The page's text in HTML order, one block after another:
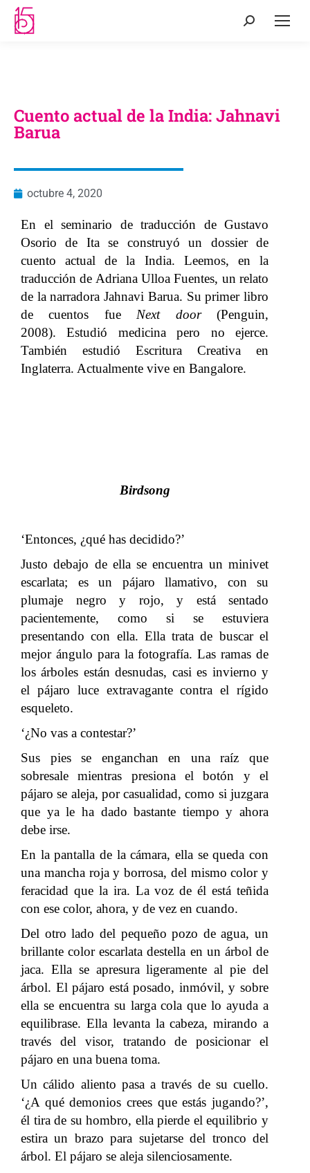
Cuento actual de la India: Jahnavi
Barua
octubre 4, 2020
En el seminario de traducción de Gustavo
Osorio de Ita se construyó un dossier de
cuento actual de la India. Leemos, en la
traducción de Adriana Ulloa Fuentes, un relato
de la narradora Jahnavi Barua. Su primer libro
de cuentos fue Next door(Penguin,
2008). Estudió medicina pero no ejerce.
También estudió Escritura Creativa en
Inglaterra. Actualmente vive en Bangalore.
Birdsong
‘Entonces, ¿qué has decidido?’
Justo debajo de ella se encuentra un minivet
escarlata; es un pájaro llamativo, con su
plumaje negro y rojo, y está sentado
pacientemente, como si se estuviera
presentando con ella. Ella trata de buscar el
mejor ángulo para la fotografía. Las ramas de
los árboles están desnudas, casi es invierno y
el pájaro luce extravagante contra el rígido
esqueleto.
‘¿No vas a contestar?’
Sus pies se enganchan en una raíz que
sobresale mientras presiona el botón y el
pájaro se aleja, por casualidad, como si juzgara
que ya le ha dado bastante tiempo y ahora
debe irse.
En la pantalla de la cámara, ella se queda con
una mancha roja y borrosa, del mismo color y
feracidad que la ira. La voz de él está teñida
con ese color, ahora, y de vez en cuando.
Del otro lado del pequeño pozo de agua, un
brillante color escarlata destella en un árbol de
jaca. Ella se apresura ligeramente al pie del
árbol. El pájaro está posado, inmóvil, y sobre
ella se encuentra su larga cola que lo ayuda a
equilibrase. Ella levanta la cabeza, mirando a
través del visor, tratando de posicionar el
pájaro en una buena toma.
Un cálido aliento pasa a través de su cuello.
‘¿A qué demonios crees que estás jugando?’,
él tira de su hombro, ella pierde el equilibrio y
estira un brazo para sujetarse del tronco del
árbol. El pájaro se aleja silenciosamente.